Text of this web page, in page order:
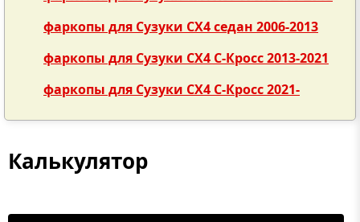
фаркопы для Сузуки СХ4 седан 2006-2013
фаркопы для Сузуки СХ4 С-Кросс 2013-2021
фаркопы для Сузуки СХ4 С-Кросс 2021-
Калькулятор